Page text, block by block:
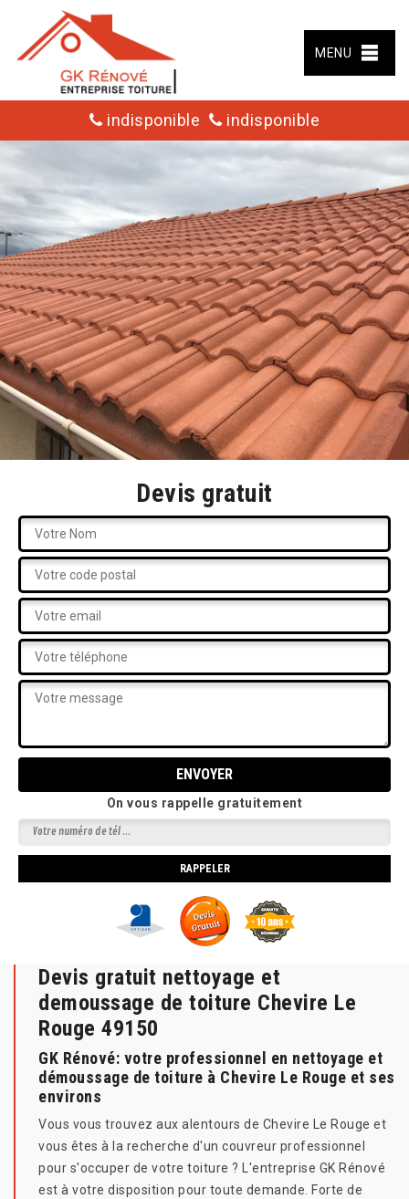
MENU
indisponible indisponible
Devis gratuit
On vous rappelle gratuitement
Devis gratuit nettoyage et
demoussage de toiture Chevire Le
Rouge 49150
GK Rénové: votre professionnel en nettoyage et
démoussage de toiture à Chevire Le Rouge et ses
environs
Vous vous trouvez aux alentours de Chevire Le Rouge et
vous êtes à la recherche d'un couvreur professionnel
pour s'occuper de votre toiture ? L'entreprise GK Rénové
est à votre disposition pour toute demande. Forte de